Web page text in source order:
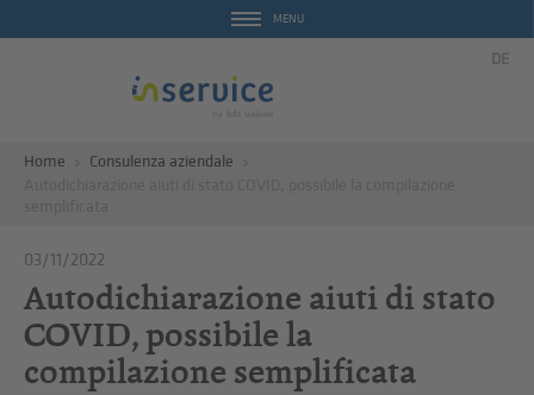
MENU
DE
Home
Consulenza aziendale
03/11/2022
Autodichiarazione aiuti di stato
COVID, possibile la
compilazione semplificata